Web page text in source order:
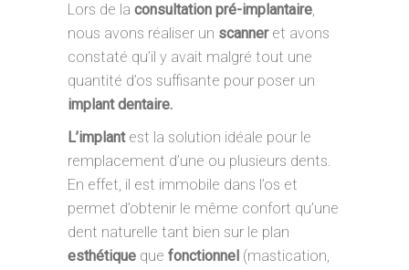
Lors de la consultation pré-implantaire,
nous avons réaliser un scanneret avons
constaté qu’il y avait malgré tout une
quantité d’os suffisante pour poser un
implant dentaire.
L’implantest la solution idéale pour le
remplacement d’une ou plusieurs dents.
En effet, il est immobile dans l’os et
permet d’obtenir le même confort qu’une
dent naturelle tant bien sur le plan
esthétique que fonctionnel (mastication,